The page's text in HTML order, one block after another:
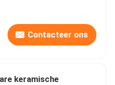
Contacteer ons
keramische